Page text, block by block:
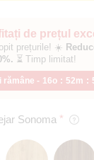
de prețul
prețurile! ☀️
⏳ Timp limitat!
rămâne - 16o : 52m :
Sonoma